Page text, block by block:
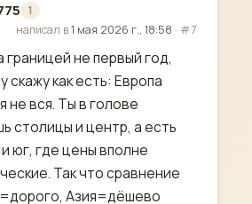
1
написал в1 мая 2026 г., 18:58 · #7
границей не первый год,
скажу как есть: Европа
не вся. Ты в голове
столицы и центр, а есть
юг, где цены вполне
Так что сравнение
Азия=дёшево